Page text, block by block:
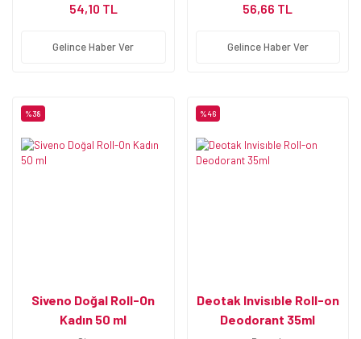
54,10 TL
Gelince Haber Ver
56,66 TL
Gelince Haber Ver
%38
Siveno Doğal Roll-On
Kadın 50 ml
%46
Deotak Invisıble Roll-on
Deodorant 35ml